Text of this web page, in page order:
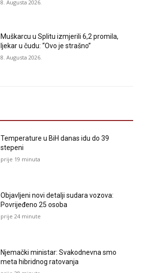
8. Augusta 2026.
Muškarcu u Splitu izmjerili 6,2 promila,
ljekar u čudu: “Ovo je strašno”
8. Augusta 2026.
Temperature u BiH danas idu do 39
stepeni
prije 19 minuta
Objavljeni novi detalji sudara vozova:
Povrijeđeno 25 osoba
prije 24 minute
Njemački ministar: Svakodnevna smo
meta hibridnog ratovanja